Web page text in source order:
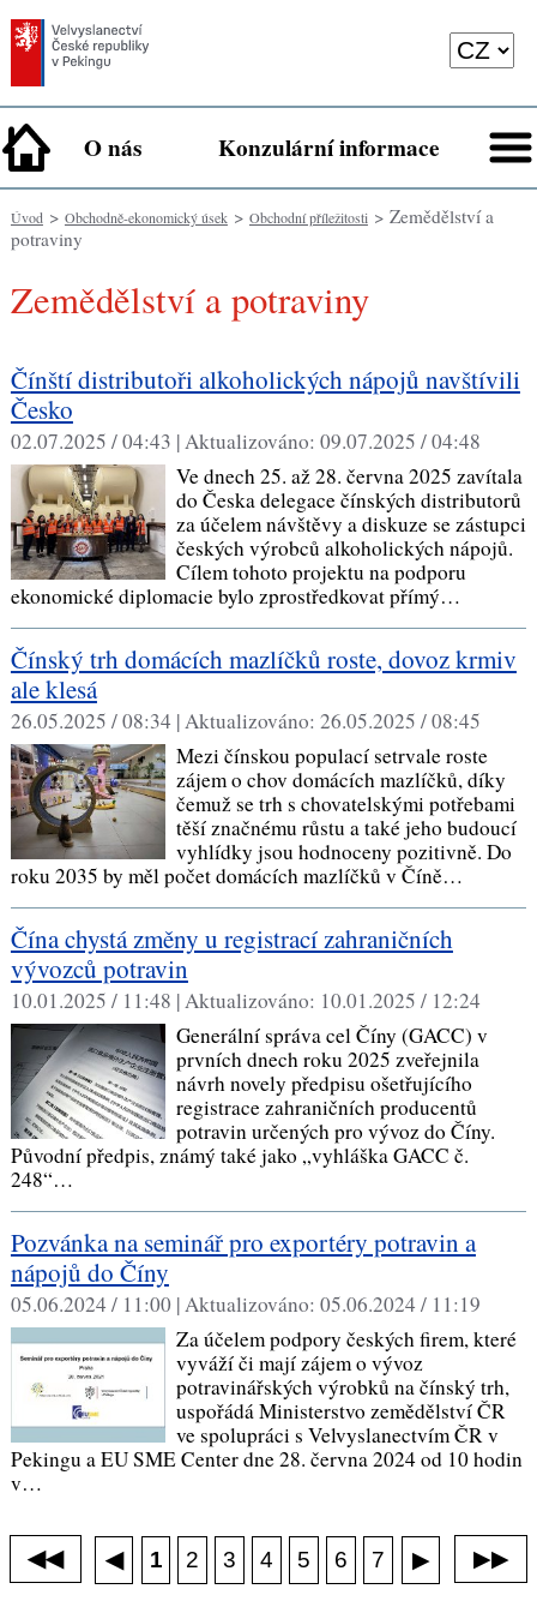
O nás Konzulární informace
Úvod> Obchodně-ekonomický úsek> Obchodní příležitosti> Zemědělství a
potraviny
Zemědělství a potraviny
Čínští distributoři alkoholických nápojů navštívili
Česko
02.07.2025 / 04:43 |Aktualizováno: 09.07.2025 / 04:48
Ve dnech 25. až 28. června 2025 zavítala
do Česka delegace čínských distributorů
za účelem návštěvy a diskuze se zástupci
českých výrobců alkoholických nápojů.
Cílem tohoto projektu na podporu
ekonomické diplomacie bylo zprostředkovat přímý…
Čínský trh domácích mazlíčků roste, dovoz krmiv
ale klesá
26.05.2025 / 08:34 |Aktualizováno: 26.05.2025 / 08:45
Mezi čínskou populací setrvale roste
zájem o chov domácích mazlíčků, díky
čemuž se trh s chovatelskými potřebami
těší značnému růstu a také jeho budoucí
vyhlídky jsou hodnoceny pozitivně. Do
roku 2035 by měl počet domácích mazlíčků v Číně…
Čína chystá změny u registrací zahraničních
vývozců potravin
10.01.2025 / 11:48 |Aktualizováno: 10.01.2025 / 12:24
Generální správa cel Číny (GACC) v
prvních dnech roku 2025 zveřejnila
návrh novely předpisu ošetřujícího
registrace zahraničních producentů
potravin určených pro vývoz do Číny.
Původní předpis, známý také jako „vyhláška GACC č.
248“…
Pozvánka na seminář pro exportéry potravin a
nápojů do Číny
05.06.2024 / 11:00 |Aktualizováno: 05.06.2024 / 11:19
Za účelem podpory českých firem, které
vyváží či mají zájem o vývoz
potravinářských výrobků na čínský trh,
uspořádá Ministerstvo zemědělství ČR
ve spolupráci s Velvyslanectvím ČR v
Pekingu a EU SME Center dne 28. června 2024 od 10 hodin
v…
◀◀ ◀ 1 2 3 4 5 6 7 ▶ ▶▶